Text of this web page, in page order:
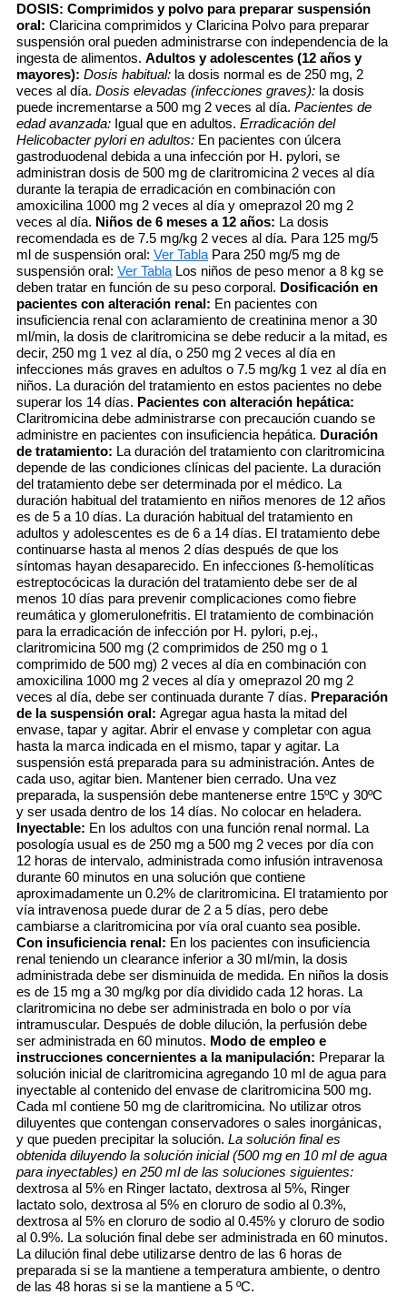
DOSIS: Comprimidos y polvo para preparar suspensión
oral: Claricina comprimidos y Claricina Polvo para preparar
suspensión oral pueden administrarse con independencia de la
ingesta de alimentos. Adultos y adolescentes (12 años y
mayores): Dosis habitual: la dosis normal es de 250 mg, 2
veces al día. Dosis elevadas (infecciones graves): la dosis
puede incrementarse a 500 mg 2 veces al día. Pacientes de
edad avanzada: Igual que en adultos. Erradicación del
Helicobacter pylori en adultos: En pacientes con úlcera
gastroduodenal debida a una infección por H. pylori, se
administran dosis de 500 mg de claritromicina 2 veces al día
durante la terapia de erradicación en combinación con
amoxicilina 1000 mg 2 veces al día y omeprazol 20 mg 2
veces al día. Niños de 6 meses a 12 años: La dosis
recomendada es de 7.5 mg/kg 2 veces al día. Para 125 mg/5
ml de suspensión oral: Ver Tabla Para 250 mg/5 mg de
suspensión oral: Ver Tabla Los niños de peso menor a 8 kg se
deben tratar en función de su peso corporal. Dosificación en
pacientes con alteración renal: En pacientes con
insuficiencia renal con aclaramiento de creatinina menor a 30
ml/min, la dosis de claritromicina se debe reducir a la mitad, es
decir, 250 mg 1 vez al día, o 250 mg 2 veces al día en
infecciones más graves en adultos o 7.5 mg/kg 1 vez al día en
niños. La duración del tratamiento en estos pacientes no debe
superar los 14 días. Pacientes con alteración hepática:
Claritromicina debe administrarse con precaución cuando se
administre en pacientes con insuficiencia hepática. Duración
de tratamiento: La duración del tratamiento con claritromicina
depende de las condiciones clínicas del paciente. La duración
del tratamiento debe ser determinada por el médico. La
duración habitual del tratamiento en niños menores de 12 años
es de 5 a 10 días. La duración habitual del tratamiento en
adultos y adolescentes es de 6 a 14 días. El tratamiento debe
continuarse hasta al menos 2 días después de que los
síntomas hayan desaparecido. En infecciones ß-hemolíticas
estreptocócicas la duración del tratamiento debe ser de al
menos 10 días para prevenir complicaciones como fiebre
reumática y glomerulonefritis. El tratamiento de combinación
para la erradicación de infección por H. pylori, p.ej.,
claritromicina 500 mg (2 comprimidos de 250 mg o 1
comprimido de 500 mg) 2 veces al día en combinación con
amoxicilina 1000 mg 2 veces al día y omeprazol 20 mg 2
veces al día, debe ser continuada durante 7 días. Preparación
de la suspensión oral: Agregar agua hasta la mitad del
envase, tapar y agitar. Abrir el envase y completar con agua
hasta la marca indicada en el mismo, tapar y agitar. La
suspensión está preparada para su administración. Antes de
cada uso, agitar bien. Mantener bien cerrado. Una vez
preparada, la suspensión debe mantenerse entre 15ºC y 30ºC
y ser usada dentro de los 14 días. No colocar en heladera.
Inyectable: En los adultos con una función renal normal. La
posología usual es de 250 mg a 500 mg 2 veces por día con
12 horas de intervalo, administrada como infusión intravenosa
durante 60 minutos en una solución que contiene
aproximadamente un 0.2% de claritromicina. El tratamiento por
vía intravenosa puede durar de 2 a 5 días, pero debe
cambiarse a claritromicina por vía oral cuanto sea posible.
Con insuficiencia renal: En los pacientes con insuficiencia
renal teniendo un clearance inferior a 30 ml/min, la dosis
administrada debe ser disminuida de medida. En niños la dosis
es de 15 mg a 30 mg/kg por día dividido cada 12 horas. La
claritromicina no debe ser administrada en bolo o por vía
intramuscular. Después de doble dilución, la perfusión debe
ser administrada en 60 minutos. Modo de empleo e
instrucciones concernientes a la manipulación: Preparar la
solución inicial de claritromicina agregando 10 ml de agua para
inyectable al contenido del envase de claritromicina 500 mg.
Cada ml contiene 50 mg de claritromicina. No utilizar otros
diluyentes que contengan conservadores o sales inorgánicas,
y que pueden precipitar la solución. La solución final es
obtenida diluyendo la solución inicial (500 mg en 10 ml de agua
para inyectables) en 250 ml de las soluciones siguientes:
dextrosa al 5% en Ringer lactato, dextrosa al 5%, Ringer
lactato solo, dextrosa al 5% en cloruro de sodio al 0.3%,
dextrosa al 5% en cloruro de sodio al 0.45% y cloruro de sodio
al 0.9%. La solución final debe ser administrada en 60 minutos.
La dilución final debe utilizarse dentro de las 6 horas de
preparada si se la mantiene a temperatura ambiente, o dentro
de las 48 horas si se la mantiene a 5 ºC.